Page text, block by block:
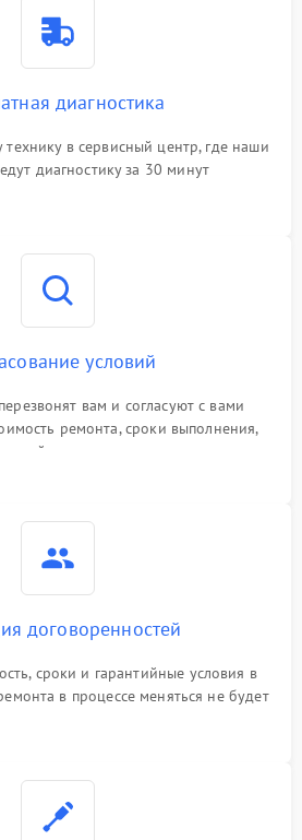
диагностика
в сервисный центр, где наши
диагностику за 30 минут
условий
вам и согласуют с вами
ремонта, сроки выполнения,
условия
договоренностей
сроки и гарантийные условия в
в процессе меняться не будет